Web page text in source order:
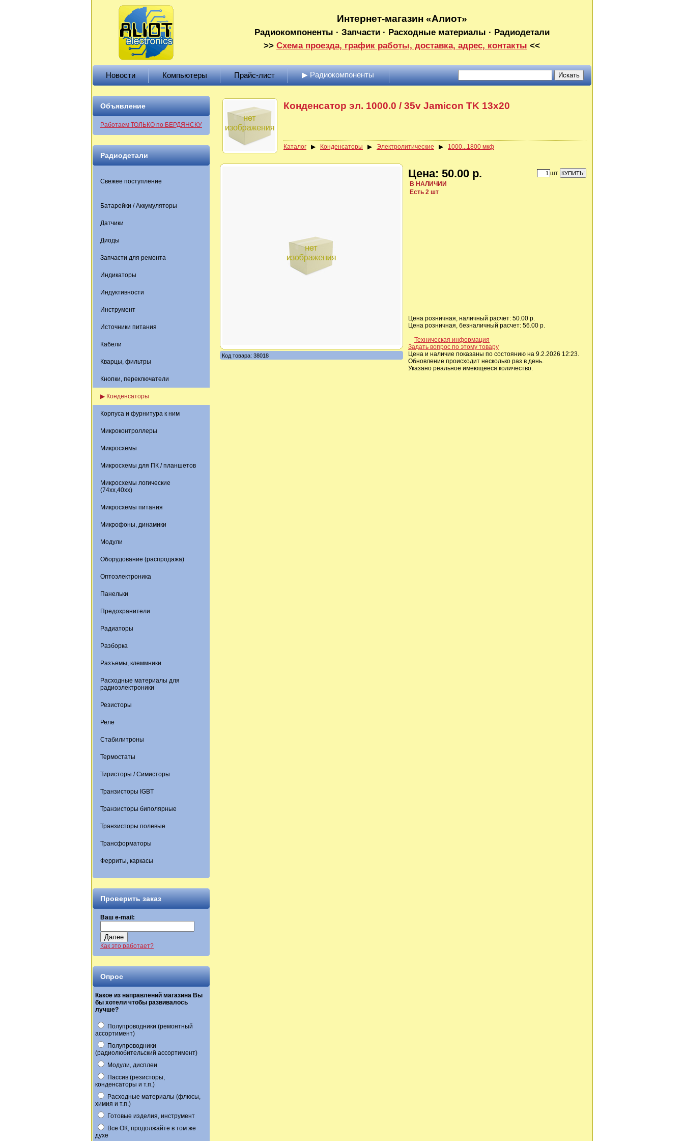
Интернет-магазин «Алиот»
Радиокомпоненты · Запчасти · Расходные материалы · Радиодетали
>> Схема проезда, график работы, доставка, адрес, контакты <<
Новости Компьютеры Прайс-лист ▶ Радиокомпоненты
Объявление
Работаем ТОЛЬКО по БЕРДЯНСКУ
Радиодетали
Свежее поступление
Батарейки / Аккумуляторы
Датчики
Диоды
Запчасти для ремонта
Индикаторы
Индуктивности
Инструмент
Источники питания
Кабели
Кварцы, фильтры
Кнопки, переключатели
▶ Конденсаторы
Корпуса и фурнитура к ним
Микроконтроллеры
Микросхемы
Микросхемы для ПК / планшетов
Микросхемы логические
(74xx,40xx)
Микросхемы питания
Микрофоны, динамики
Модули
Оборудование (распродажа)
Оптоэлектроника
Панельки
Предохранители
Радиаторы
Разборка
Разъемы, клеммники
Расходные материалы для
радиоэлектроники
Резисторы
Реле
Стабилитроны
Термостаты
Тиристоры / Симисторы
Транзисторы IGBT
Транзисторы биполярные
Транзисторы полевые
Трансформаторы
Ферриты, каркасы
Проверить заказ
Ваш e-mail:
Далее
Как это работает?
Опрос
Какое из направлений магазина Вы
бы хотели чтобы развивалось
лучше?
Полупроводники (ремонтный
ассортимент)
Полупроводники
(радиолюбительский ассортимент)
Модули, дисплеи
Пассив (резисторы,
конденсаторы и т.п.)
Расходные материалы (флюсы,
химия и т.п.)
Готовые изделия, инструмент
Все ОК, продолжайте в том же
духе
Конденсатор эл. 1000.0 / 35v Jamicon TK 13x20
Каталог ▶ Конденсаторы ▶ Электролитические ▶ 1000...1800 мкф
Код товара: 38018
Цена: 50.00 р.
В НАЛИЧИИ
Есть 2 шт
шт
Цена розничная, наличный расчет: 50.00 р.
Цена розничная, безналичный расчет: 56.00 р.
Техническая информация
Задать вопрос по этому товару
Цена и наличие показаны по состоянию на 9.2.2026 12:23.
Обновление происходит несколько раз в день.
Указано реальное имеющееся количество.